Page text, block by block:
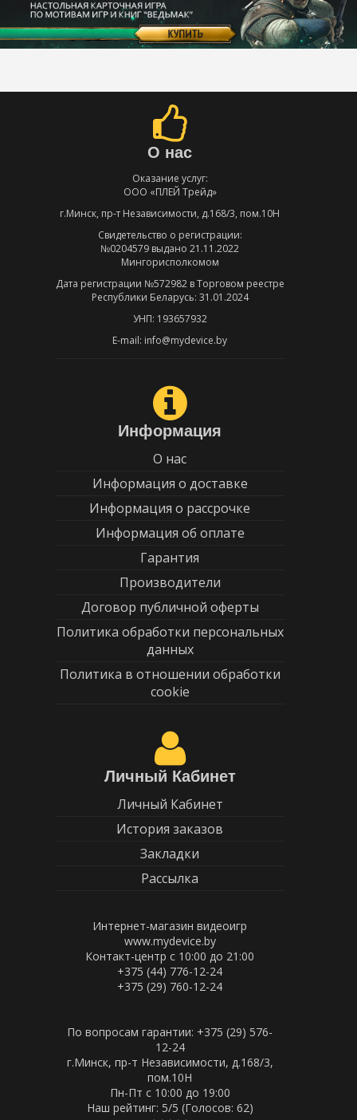
О нас
Оказание услуг:
ООО «ПЛЕЙ Трейд»
г.Минск, пр-т Независимости, д.168/3, пом.10Н
Свидетельство о регистрации:
№0204579 выдано 21.11.2022
Мингорисполкомом
Дата регистрации №572982 в Торговом реестре
Республики Беларусь: 31.01.2024
УНП: 193657932
E-mail: info@mydevice.by
Информация
О нас
Информация о доставке
Информация о рассрочке
Информация об оплате
Гарантия
Производители
Договор публичной оферты
Политика обработки персональных
данных
Политика в отношении обработки
cookie
Личный Кабинет
Личный Кабинет
История заказов
Закладки
Рассылка
Интернет-магазин видеоигр
www.mydevice.by
Контакт-центр с 10:00 до 21:00
+375 (44) 776-12-24
+375 (29) 760-12-24
По вопросам гарантии: +375 (29) 576-
12-24
г.Минск, пр-т Независимости, д.168/3,
пом.10Н
Пн-Пт c 10:00 до 19:00
Наш рейтинг: 5/5 (Голосов: 62)